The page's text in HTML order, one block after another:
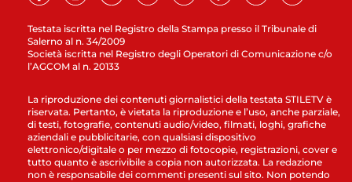
Testata iscritta nel Registro della Stampa presso il Tribunale di
Salerno al n. 34/2009
Società iscritta nel Registro degli Operatori di Comunicazione c/o
l’AGCOM al n. 20133
La riproduzione dei contenuti giornalistici della testata STILETV è
riservata. Pertanto, è vietata la riproduzione e l’uso, anche parziale,
di testi, fotografie, contenuti audio/video, filmati, loghi, grafiche
aziendali e pubblicitarie, con qualsiasi dispositivo
elettronico/digitale o per mezzo di fotocopie, registrazioni, cover e
tutto quanto è ascrivibile a copia non autorizzata. La redazione
non è responsabile dei commenti presenti sul sito. Non potendo